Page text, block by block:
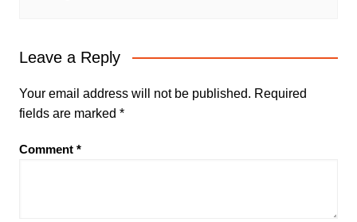
Leave a Reply
Your email address will not be published. Required
fields are marked *
Comment *